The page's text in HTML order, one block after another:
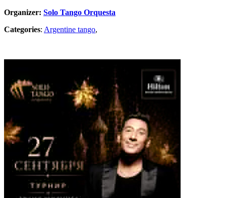
Organizer: Solo Tango Orquesta
Categories: Argentine tango,